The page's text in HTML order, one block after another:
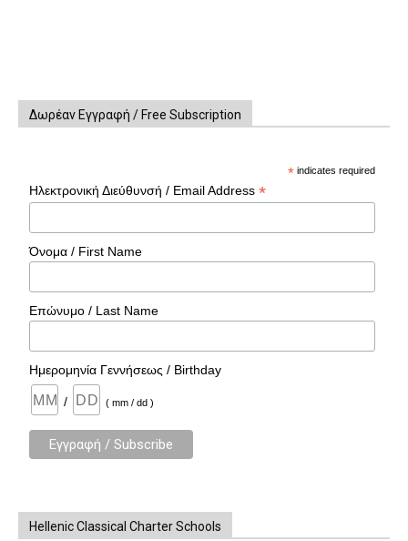
Δωρέαν Εγγραφή / Free Subscription
* indicates required
Ηλεκτρονική Διεύθυνσή / Email Address*
Όνομα / First Name
Επώνυμο / Last Name
Ημερομηνία Γεννήσεως / Birthday
/ ( mm / dd )
Hellenic Classical Charter Schools